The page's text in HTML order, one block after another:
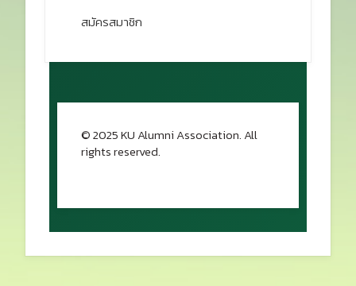
สมัครสมาชิก
© 2025 KU Alumni Association. All
rights reserved.